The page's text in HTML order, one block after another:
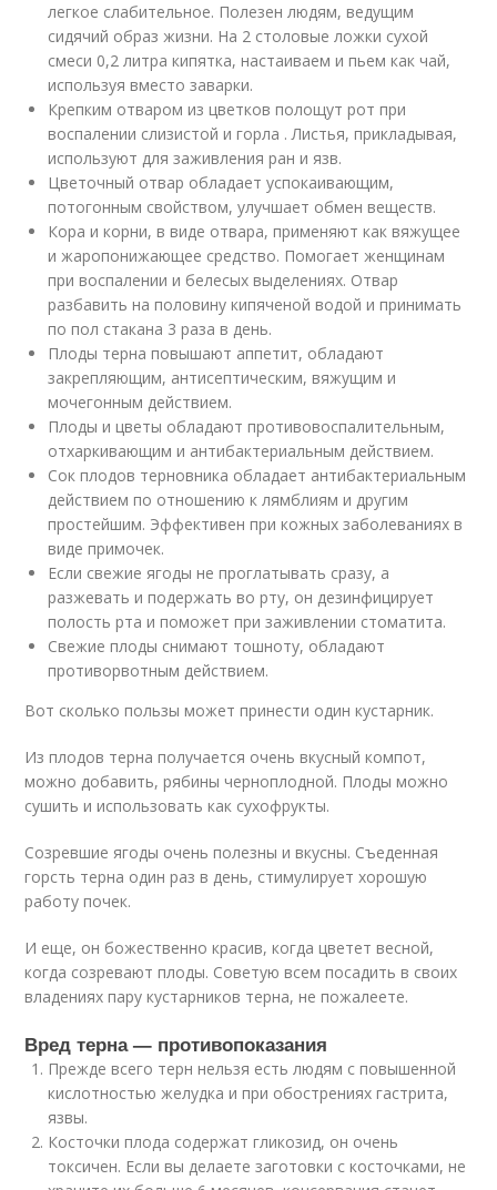
легкое слабительное. Полезен людям, ведущим
сидячий образ жизни. На 2 столовые ложки сухой
смеси 0,2 литра кипятка, настаиваем и пьем как чай,
используя вместо заварки.
Крепким отваром из цветков полощут рот при
воспалении слизистой и горла . Листья, прикладывая,
используют для заживления ран и язв.
Цветочный отвар обладает успокаивающим,
потогонным свойством, улучшает обмен веществ.
Кора и корни, в виде отвара, применяют как вяжущее
и жаропонижающее средство. Помогает женщинам
при воспалении и белесых выделениях. Отвар
разбавить на половину кипяченой водой и принимать
по пол стакана 3 раза в день.
Плоды терна повышают аппетит, обладают
закрепляющим, антисептическим, вяжущим и
мочегонным действием.
Плоды и цветы обладают противовоспалительным,
отхаркивающим и антибактериальным действием.
Сок плодов терновника обладает антибактериальным
действием по отношению к лямблиям и другим
простейшим. Эффективен при кожных заболеваниях в
виде примочек.
Если свежие ягоды не проглатывать сразу, а
разжевать и подержать во рту, он дезинфицирует
полость рта и поможет при заживлении стоматита.
Свежие плоды снимают тошноту, обладают
противорвотным действием.
Вот сколько пользы может принести один кустарник.
Из плодов терна получается очень вкусный компот,
можно добавить, рябины черноплодной. Плоды можно
сушить и использовать как сухофрукты.
Созревшие ягоды очень полезны и вкусны. Съеденная
горсть терна один раз в день, стимулирует хорошую
работу почек.
И еще, он божественно красив, когда цветет весной,
когда созревают плоды. Советую всем посадить в своих
владениях пару кустарников терна, не пожалеете.
Вред терна — противопоказания
Прежде всего терн нельзя есть людям с повышенной
кислотностью желудка и при обострениях гастрита,
язвы.
Косточки плода содержат гликозид, он очень
токсичен. Если вы делаете заготовки с косточками, не